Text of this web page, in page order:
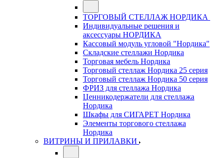
ТОРГОВЫЙ СТЕЛЛАЖ НОРДИКА
Индивидуальные решения и
аксессуары НОРДИКА
Кассовый модуль угловой "Нордика"
Складские стеллажи Нордика
Торговая мебель Нордика
Торговый стеллаж Нордика 25 серия
Торговый стеллаж Нордика 50 серия
ФРИЗ для стеллажа Нордика
Ценникодержатели для стеллажа
Нордика
Шкафы для СИГАРЕТ Нордика
Элементы торгового стеллажа
Нордика
ВИТРИНЫ И ПРИЛАВКИ